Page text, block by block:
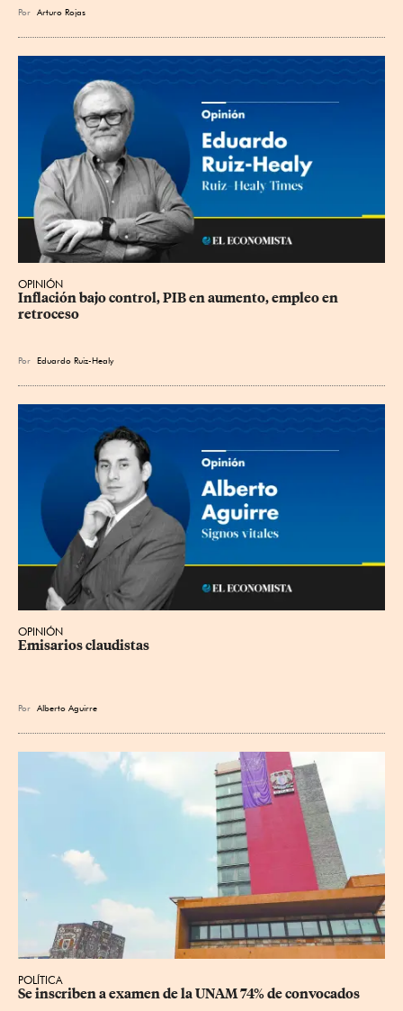
Por Arturo Rojas
OPINIÓN
Inflación bajo control, PIB en aumento, empleo en
retroceso
Por Eduardo Ruiz-Healy
OPINIÓN
Emisarios claudistas
Por Alberto Aguirre
POLÍTICA
Se inscriben a examen de la UNAM 74% de convocados